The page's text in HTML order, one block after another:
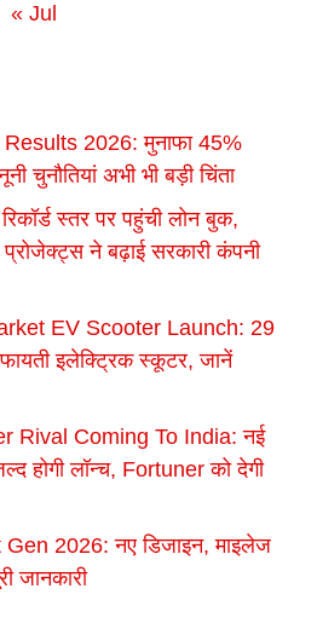
« Jul
2026: मुनाफा 45%
चुनौतियां अभी भी बड़ी चिंता
स्तर पर पहुंची लोन बुक,
ने बढ़ाई सरकारी कंपनी
EV Scooter Launch: 29
इलेक्ट्रिक स्कूटर, जानें
Rival Coming To India: नई
होगी लॉन्च, Fortuner को देगी
2026: नए डिजाइन, माइलेज
जानकारी